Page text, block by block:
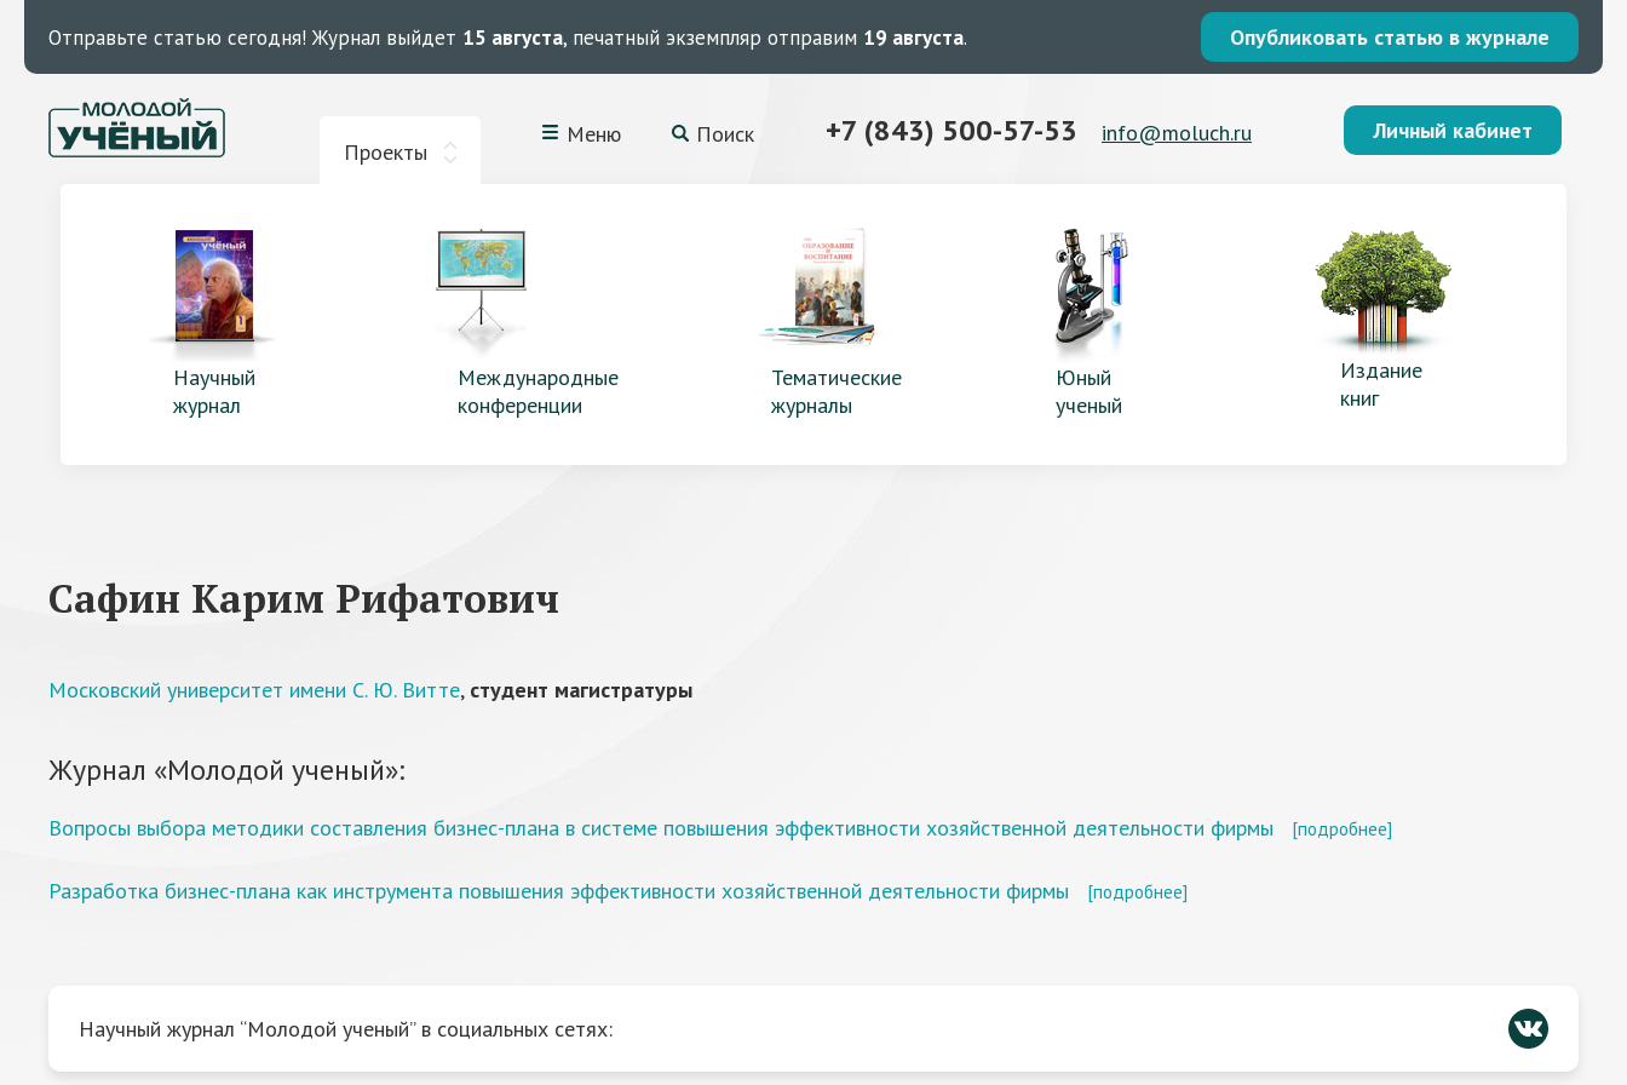
Отправьте статью сегодня! Журнал выйдет 15 августа, печатный экземпляр отправим 19 августа. Опубликовать статью в журнале
Проекты
Меню Поиск +7 (843) 500-57-53 info@moluch.ru Личный кабинет
Научный
журнал
Международные
конференции
Тематические
журналы
Юный
ученый
Издание
книг
Сафин Карим Рифатович
Московский университет имени С. Ю. Витте, студент магистратуры
Журнал «Молодой ученый»:
Вопросы выбора методики составления бизнес-плана в системе повышения эффективности хозяйственной деятельности фирмы [подробнее]
Разработка бизнес-плана как инструмента повышения эффективности хозяйственной деятельности фирмы [подробнее]
Научный журнал “Молодой ученый” в социальных сетях: